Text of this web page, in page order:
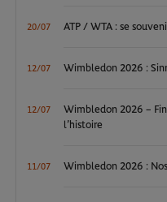
20/07 ATP / WTA : se
12/07 Wimbledon 2026 :
12/07
Wimbledon 2026 –
l’histoire
11/07 Wimbledon 2026 :